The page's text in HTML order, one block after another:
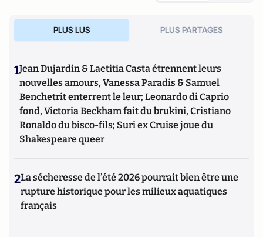
PLUS LUS PLUS PARTAGES
1Jean Dujardin & Laetitia Casta étrennent leurs
nouvelles amours, Vanessa Paradis & Samuel
Benchetrit enterrent le leur; Leonardo di Caprio
fond, Victoria Beckham fait du brukini, Cristiano
Ronaldo du bisco-fils; Suri ex Cruise joue du
Shakespeare queer
2La sécheresse de l’été 2026 pourrait bien être une
rupture historique pour les milieux aquatiques
français